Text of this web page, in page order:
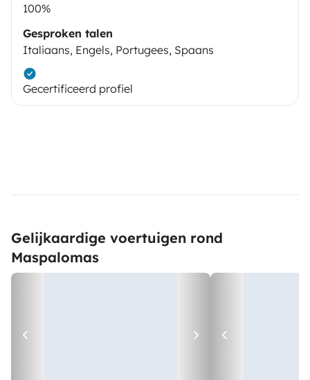
100%
Gesproken talen
Italiaans, Engels, Portugees, Spaans
Gecertificeerd profiel
Gelijkaardige voertuigen rond
Maspalomas